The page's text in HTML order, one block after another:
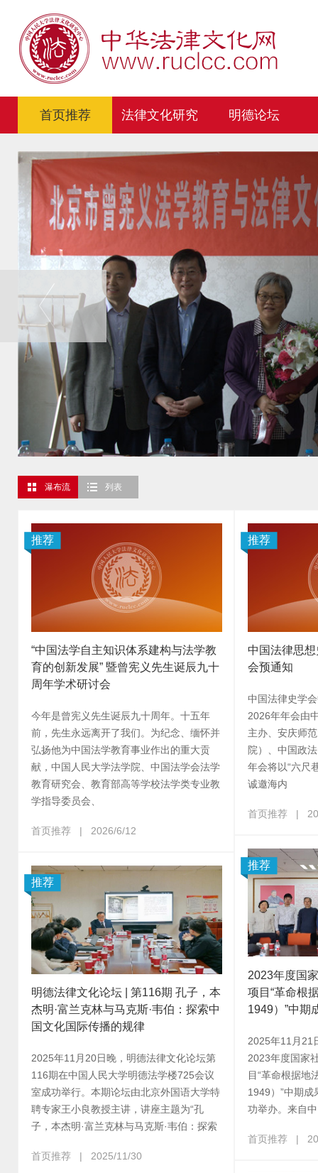
首页推荐 法律文化研究 明德论坛
瀑布流 列表
推荐
“中国法学自主知识体系建构与法学教
育的创新发展” 暨曾宪义先生诞辰九十
周年学术研讨会
今年是曾宪义先生诞辰九十周年。十五年
前，先生永远离开了我们。为纪念、缅怀并
弘扬他为中国法学教育事业作出的重大贡
献，中国人民大学法学院、中国法学会法学
教育研究会、教育部高等学校法学类专业教
学指导委员会、
首页推荐 | 2026/6/12
推荐
中国法律思
会预通知
中国法律史学
2026年年会由
主办、安庆师
院）、中国政
年会将以“六尺
诚邀海内
首页推荐 |
推荐
2023年度国
项目“革命根
1949）”中期
2025年11月21
2023年度国家
目“革命根据地
1949）”中期
功举办。来自
首页推荐 |
推荐
明德法律文化论坛 | 第116期 孔子，本
杰明·富兰克林与马克斯·韦伯：探索中
国文化国际传播的规律
2025年11月20日晚，明德法律文化论坛第
116期在中国人民大学明德法学楼725会议
室成功举行。本期论坛由北京外国语大学特
聘专家王小良教授主讲，讲座主题为“孔
子，本杰明·富兰克林与马克斯·韦伯：探索
首页推荐 | 2025/11/30